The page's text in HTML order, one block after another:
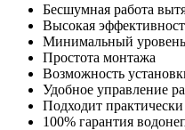
Бесшумная работа
Высокая
Минимальный уровень
Простота монтажа
Возможность
Удобное управление
Подходит
100% гарантия